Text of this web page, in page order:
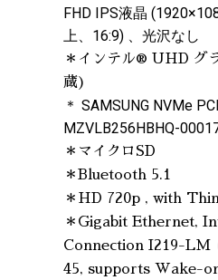
FHD IPS液晶
上、16:9) 、光沢なし
＊ インテル® UHD グ
蔵)
＊ SAMSUNG NVMe
MZVLB256HBHQ-
＊マイクロSD
＊Bluetooth 5.1
＊HD 720p , with
＊Gigabit Ethernet,
Connection I219-LM
45, supports Wake-